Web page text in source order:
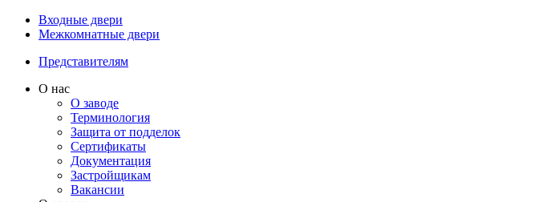
Входные двери
Межкомнатные двери
Представителям
О нас
О заводе
Терминология
Защита от подделок
Сертификаты
Документация
Застройщикам
Вакансии